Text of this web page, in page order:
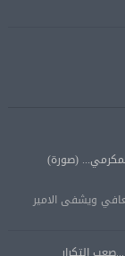
(صورة)
ويشفى الامير